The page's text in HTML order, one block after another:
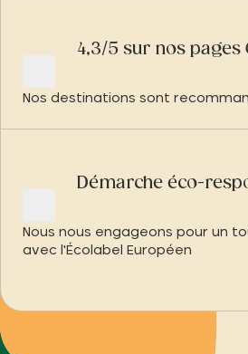
4,3/5 sur nos pages
Nos destinations sont
Démarche éco-
Nous nous engageons pour un
avec l'Écolabel Européen